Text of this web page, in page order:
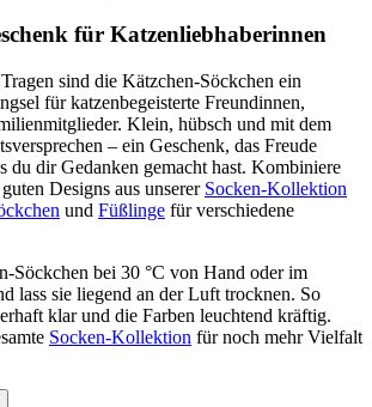
für Katzenliebhaberinnen
sind die Kätzchen-Söckchen ein
für katzenbegeisterte Freundinnen,
Klein, hübsch und mit dem
– ein Geschenk, das Freude
du dir Gedanken gemacht hast. Kombiniere
Designs aus unserer Socken-Kollektion
und Füßlinge für verschiedene
Söckchen bei 30 °C von Hand oder im
lass sie liegend an der Luft trocknen. So
klar und die Farben leuchtend kräftig.
Socken-Kollektion für noch mehr Vielfalt